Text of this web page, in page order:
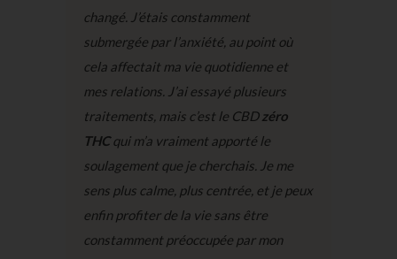
changé. J’étais constamment
submergée par l’anxiété, au point où
cela affectait ma vie quotidienne et
mes relations. J’ai essayé plusieurs
traitements, mais c’est le CBDzéro
THCqui m’a vraiment apporté le
soulagement que je cherchais. Je me
sens plus calme, plus centrée, et je peux
enfin profiter de la vie sans être
constamment préoccupée par mon